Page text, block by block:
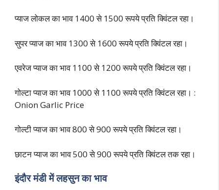
प्याज लोकल का भाव 1400 से 1500 रूपये प्रति क्विंटल रहा।
सुपर प्याज का भाव 1300 से 1600 रूपये प्रति क्विंटल रहा।
एवरेज प्याज का भाव 1100 से 1200 रूपये प्रति क्विंटल रहा।
गोल्टा प्याज का भाव 1000 से 1100 रूपये प्रति क्विंटल रहा। :
Onion Garlic Price
गोल्टी प्याज का भाव 800 से 900 रूपये प्रति क्विंटल रहा।
छाटन प्याज का भाव 500 से 900 रूपये प्रति क्विंटल तक रहा।
इंदौर मंडी में लहसुन का भाव